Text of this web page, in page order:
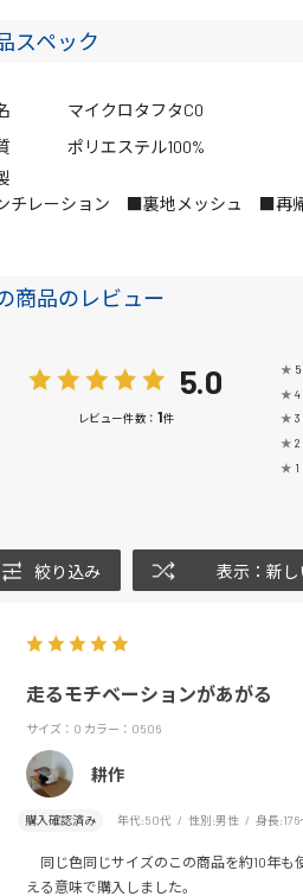
スペック
マイクロタフタC0
ポリエステル100%
チレーション ■裏地メッシュ ■再
商品のレビュー
5.0
レビュー件数： 1件
★ 5
★ 4
★ 3
★ 2
★ 1
絞り込み 表示：新
走るモチベーションがあがる
サイズ：O カラー：0506
耕作
購入確認済み 年代:50代 性別:男性 身長:
同じ色同じサイズのこの商品を約10年も
える意味で購入しました。